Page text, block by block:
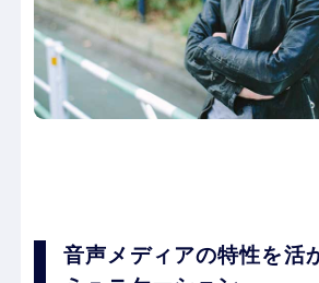
音声メディアの特性を活